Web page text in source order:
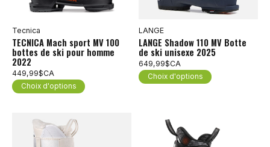
Tecnica
TECNICA Mach sport MV 100
bottes de ski pour homme
2022
449,99$CA
Choix d'options
LANGE
LANGE Shadow 110 MV Botte
de ski unisexe 2025
649,99$CA
Choix d'options